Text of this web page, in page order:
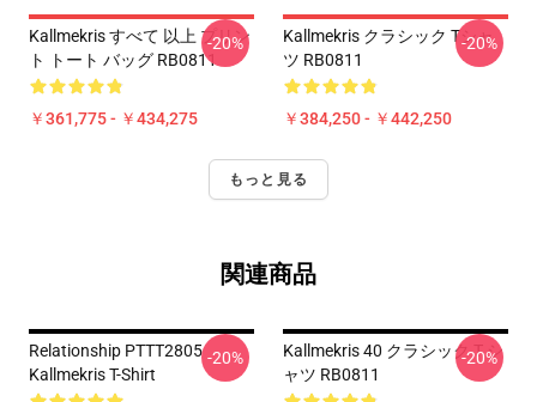
Kallmekris すべて 以上 プリン
ト トート バッグ RB0811
￥361,775 - ￥434,275
-20%
Kallmekris クラシック Tシャ
ツ RB0811
￥384,250 - ￥442,250
-20%
もっと見る
関連商品
Relationship PTTT2805
Kallmekris T-Shirt
-20%
Kallmekris 40 クラシック T シ
ャツ RB0811
-20%